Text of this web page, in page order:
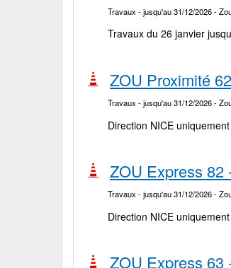
Travaux - jusqu'au 31/12/2026-
Travaux du 26 janvier
ZOU Proximité
Travaux - jusqu'au 31/12/2026-
Direction NICE
ZOU Express 82
Travaux - jusqu'au 31/12/2026-
Direction NICE
ZOU Express 63